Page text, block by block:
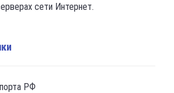
сети Интернет.
РФ